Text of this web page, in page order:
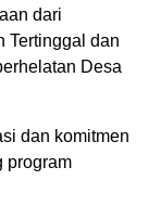
dari
Tertinggal dan
Desa
dan komitmen
program